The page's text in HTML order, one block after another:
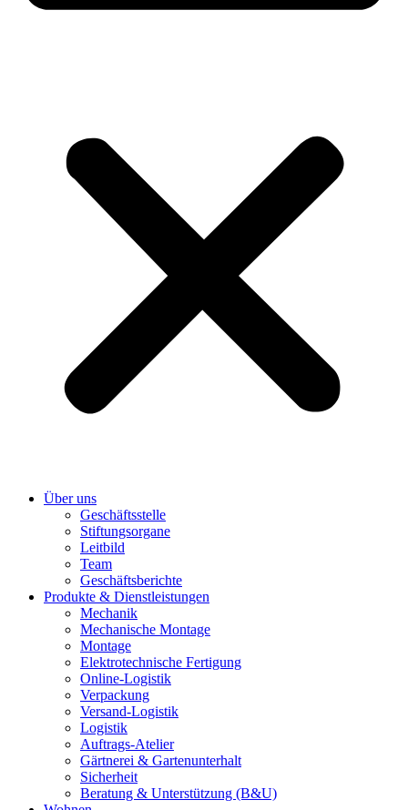
Über uns
Geschäftsstelle
Stiftungsorgane
Leitbild
Team
Geschäftsberichte
Produkte & Dienstleistungen
Mechanik
Mechanische Montage
Montage
Elektrotechnische Fertigung
Online-Logistik
Verpackung
Versand-Logistik
Logistik
Auftrags-Atelier
Gärtnerei & Gartenunterhalt
Sicherheit
Beratung & Unterstützung (B&U)